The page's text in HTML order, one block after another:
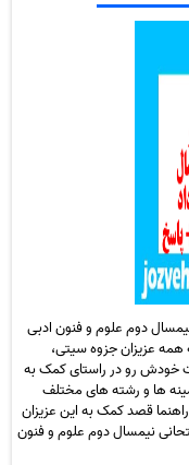
دوم علوم و فنون ادبی
به همه عزیزان جزوه سیتی،
خودش رو در راستای کمک به
ها و رشته های مختلف
قصد کمک به این عزیزان
نیمسال دوم علوم و فنون